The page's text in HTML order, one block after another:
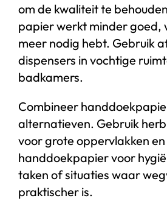
om de kwaliteit te
papier werkt minder goed,
meer nodig hebt. Gebruik
dispensers in vochtige
badkamers.
Combineer
alternatieven. Gebruik
voor grote oppervlakken
handdoekpapier voor
taken of situaties waar
praktischer is.